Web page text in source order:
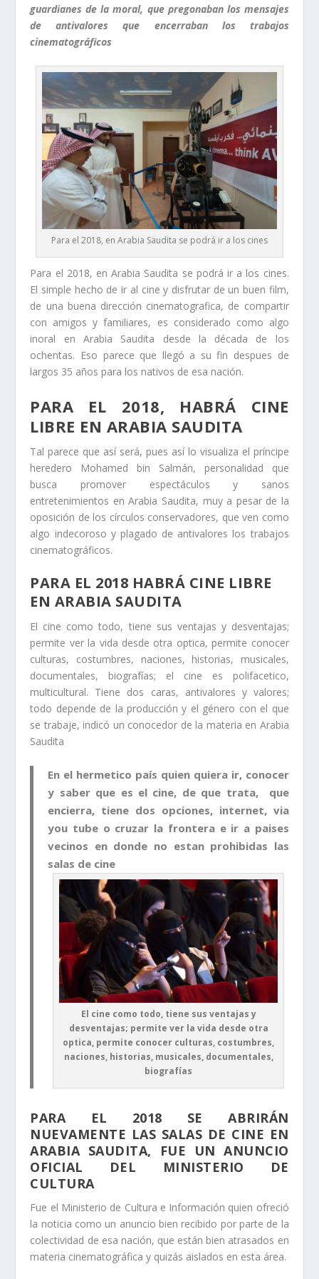
guardianes de la moral, que pregonaban los mensajes
de antivalores que encerraban los trabajos
cinematográficos
Para el 2018, en Arabia Saudita se podrá ir a los cines
Para el 2018, en Arabia Saudita se podrá ir a los cines.
El simple hecho de ir al cine y disfrutar de un buen film,
de una buena dirección cinematografica, de compartir
con amigos y familiares, es considerado como algo
inoral en Arabia Saudita desde la década de los
ochentas. Eso parece que llegó a su fin despues de
largos 35 años para los nativos de esa nación.
PARA EL 2018, HABRÁ CINE
LIBRE EN ARABIA SAUDITA
Tal parece que así será, pues así lo visualiza el príncipe
heredero Mohamed bin Salmán, personalidad que
busca promover espectáculos y sanos
entretenimientos en Arabia Saudita, muy a pesar de la
oposición de los círculos conservadores, que ven como
algo indecoroso y plagado de antivalores los trabajos
cinematográficos.
PARA EL 2018 HABRÁ CINE LIBRE
EN ARABIA SAUDITA
El cine como todo, tiene sus ventajas y desventajas;
permite ver la vida desde otra optica, permite conocer
culturas, costumbres, naciones, historias, musicales,
documentales, biografías; el cine es polifacetico,
multicultural. Tiene dos caras, antivalores y valores;
todo depende de la producción y el género con el que
se trabaje, indicó un conocedor de la materia en Arabia
Saudita
En el hermetico país quien quiera ir, conocer
y saber que es el cine, de que trata, que
encierra, tiene dos opciones, internet, via
you tube o cruzar la frontera e ir a paises
vecinos en donde no estan prohibidas las
salas de cine
El cine como todo, tiene sus ventajas y
desventajas; permite ver la vida desde otra
optica, permite conocer culturas, costumbres,
naciones, historias, musicales, documentales,
biografías
PARA EL 2018 SE ABRIRÁN
NUEVAMENTE LAS SALAS DE CINE EN
ARABIA SAUDITA, FUE UN ANUNCIO
OFICIAL DEL MINISTERIO DE
CULTURA
Fue el Ministerio de Cultura e Información quien ofreció
la noticia como un anuncio bien recibido por parte de la
colectividad de esa nación, que están bien atrasados en
materia cinematográfica y quizás aislados en esta área.